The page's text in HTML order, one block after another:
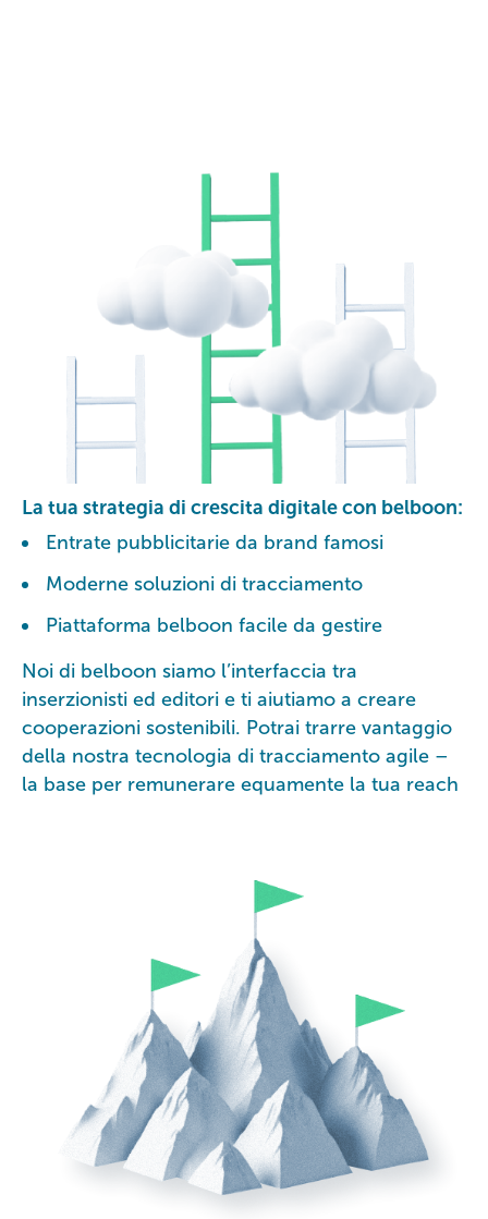
La tua strategia di crescita digitale con belboon:
Entrate pubblicitarie da brand famosi
Moderne soluzioni di tracciamento
Piattaforma belboon facile da gestire
Noi di belboon siamo l’interfaccia tra
inserzionisti ed editori e ti aiutiamo a creare
cooperazioni sostenibili. Potrai trarre vantaggio
della nostra tecnologia di tracciamento agile –
la base per remunerare equamente la tua reach